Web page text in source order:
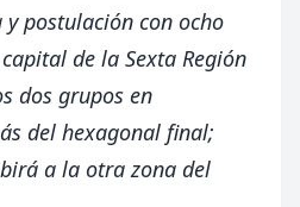
postulación con ocho
de la Sexta Región
dos grupos en
del hexagonal final;
a la otra zona del